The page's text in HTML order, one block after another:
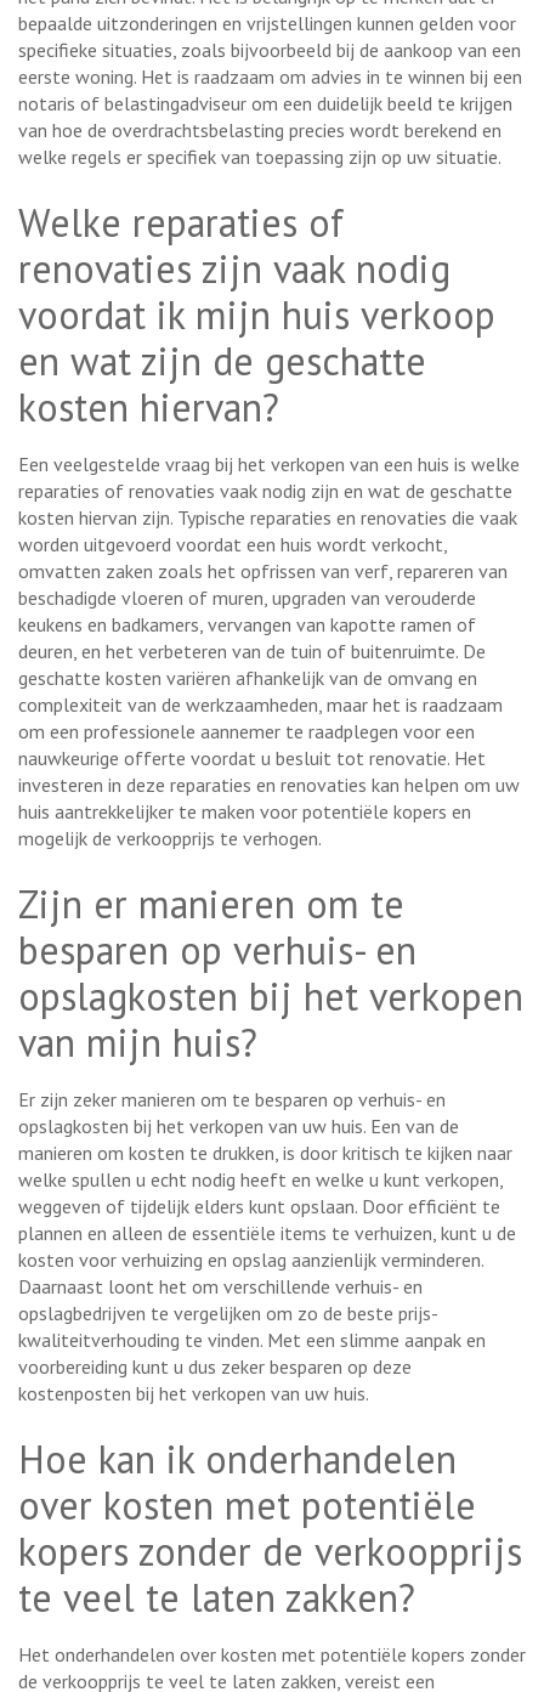
bepaalde uitzonderingen en vrijstellingen kunnen gelden voor
specifieke situaties, zoals bijvoorbeeld bij de aankoop van een
eerste woning. Het is raadzaam om advies in te winnen bij een
notaris of belastingadviseur om een duidelijk beeld te krijgen
van hoe de overdrachtsbelasting precies wordt berekend en
welke regels er specifiek van toepassing zijn op uw situatie.
Welke reparaties of
renovaties zijn vaak nodig
voordat ik mijn huis verkoop
en wat zijn de geschatte
kosten hiervan?
Een veelgestelde vraag bij het verkopen van een huis is welke
reparaties of renovaties vaak nodig zijn en wat de geschatte
kosten hiervan zijn. Typische reparaties en renovaties die vaak
worden uitgevoerd voordat een huis wordt verkocht,
omvatten zaken zoals het opfrissen van verf, repareren van
beschadigde vloeren of muren, upgraden van verouderde
keukens en badkamers, vervangen van kapotte ramen of
deuren, en het verbeteren van de tuin of buitenruimte. De
geschatte kosten variëren afhankelijk van de omvang en
complexiteit van de werkzaamheden, maar het is raadzaam
om een professionele aannemer te raadplegen voor een
nauwkeurige offerte voordat u besluit tot renovatie. Het
investeren in deze reparaties en renovaties kan helpen om uw
huis aantrekkelijker te maken voor potentiële kopers en
mogelijk de verkoopprijs te verhogen.
Zijn er manieren om te
besparen op verhuis- en
opslagkosten bij het verkopen
van mijn huis?
Er zijn zeker manieren om te besparen op verhuis- en
opslagkosten bij het verkopen van uw huis. Een van de
manieren om kosten te drukken, is door kritisch te kijken naar
welke spullen u echt nodig heeft en welke u kunt verkopen,
weggeven of tijdelijk elders kunt opslaan. Door efficiënt te
plannen en alleen de essentiële items te verhuizen, kunt u de
kosten voor verhuizing en opslag aanzienlijk verminderen.
Daarnaast loont het om verschillende verhuis- en
opslagbedrijven te vergelijken om zo de beste prijs-
kwaliteitverhouding te vinden. Met een slimme aanpak en
voorbereiding kunt u dus zeker besparen op deze
kostenposten bij het verkopen van uw huis.
Hoe kan ik onderhandelen
over kosten met potentiële
kopers zonder de verkoopprijs
te veel te laten zakken?
Het onderhandelen over kosten met potentiële kopers zonder
de verkoopprijs te veel te laten zakken, vereist een